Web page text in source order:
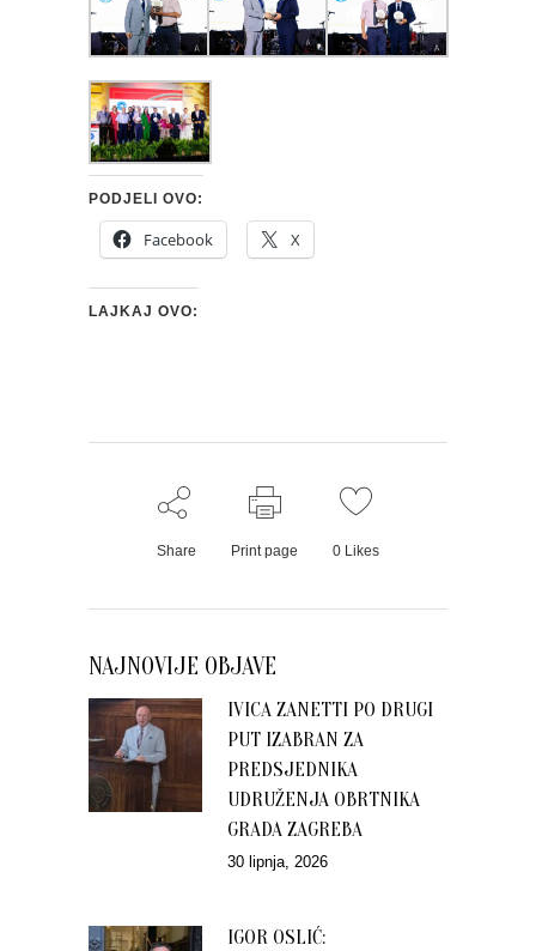
PODJELI OVO:
Facebook X
LAJKAJ OVO:
Share Print page 0 Likes
NAJNOVIJE OBJAVE
IVICA ZANETTI PO DRUGI
PUT IZABRAN ZA
PREDSJEDNIKA
UDRUŽENJA OBRTNIKA
GRADA ZAGREBA
30 lipnja, 2026
IGOR OSLIĆ: